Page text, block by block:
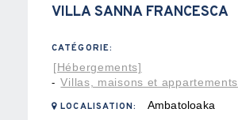
VILLA SANNA FRANCESCA
CATÉGORIE:
[Hébergements]
- Villas, maisons et appartements
LOCALISATION: Ambatoloaka